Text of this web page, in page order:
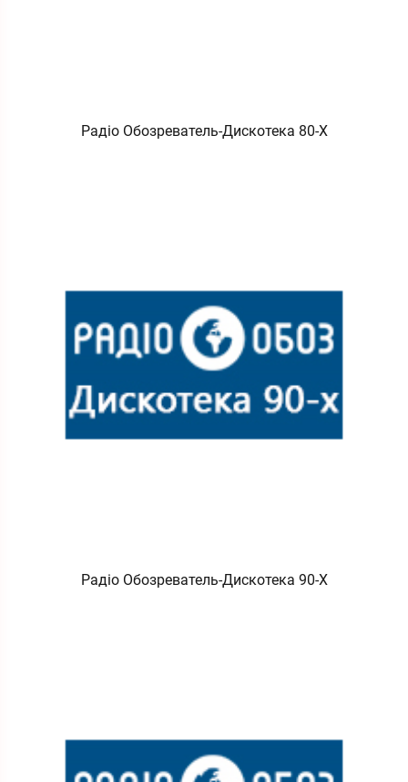
Радіо Обозреватель-Дискотека 80-Х
Радіо Обозреватель-Дискотека 90-Х